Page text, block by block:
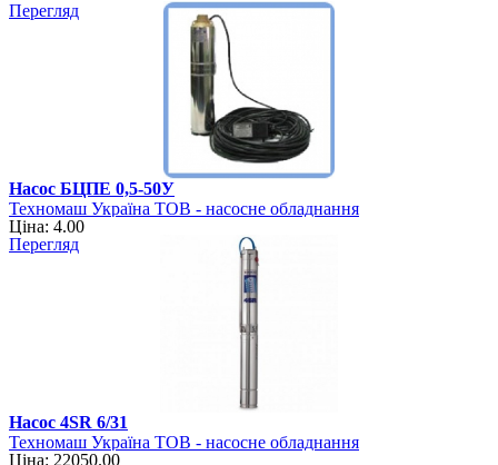
Перегляд
Насос БЦПЕ 0,5-50У
Техномаш Україна ТОВ - насосне обладнання
Ціна: 4.00
Перегляд
Насос 4SR 6/31
Техномаш Україна ТОВ - насосне обладнання
Ціна: 22050.00